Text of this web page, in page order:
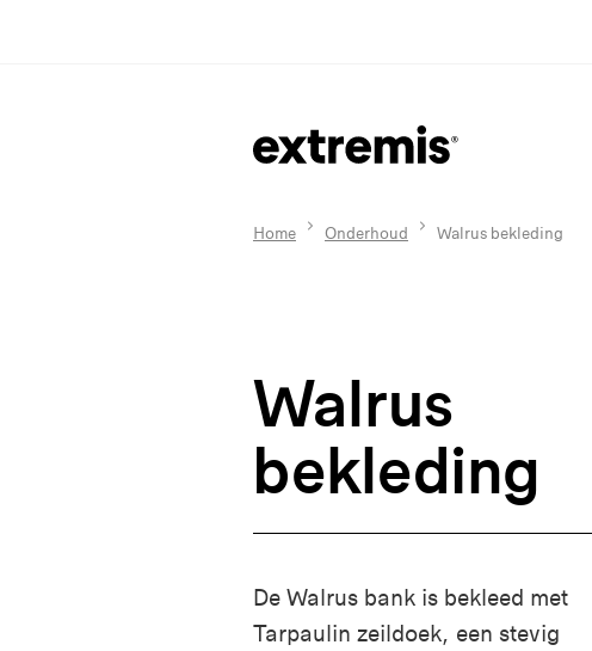
Home Onderhoud Walrus bekleding
Walrus
bekleding
De Walrus bank is bekleed met
Tarpaulin zeildoek, een stevig